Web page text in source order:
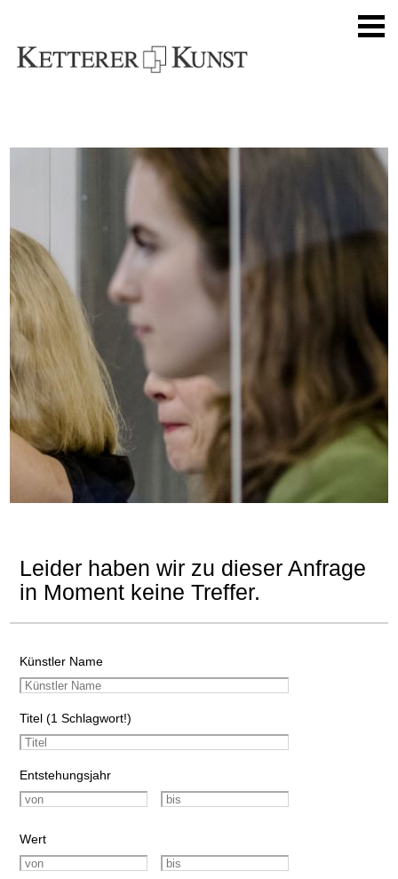
Leider haben wir zu dieser Anfrage
in Moment keine Treffer.
Künstler Name
Titel (1 Schlagwort!)
Entstehungsjahr
Wert